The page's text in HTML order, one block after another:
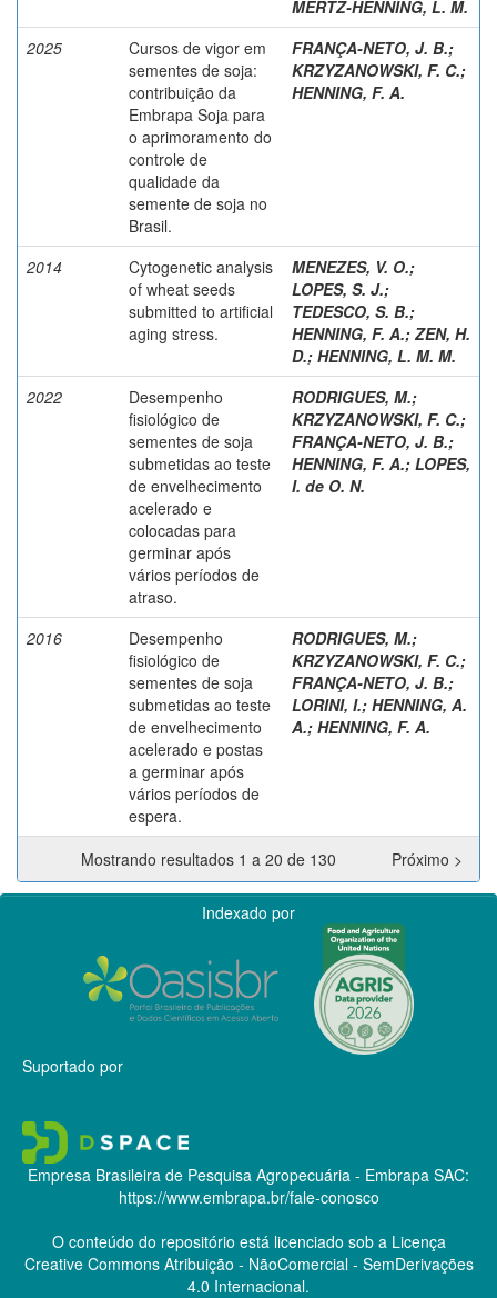
MERTZ-HENNING, L. M.
2025
Cursos de vigor em
sementes de soja:
contribuição da
Embrapa Soja para
o aprimoramento do
controle de
qualidade da
semente de soja no
Brasil.
FRANÇA-NETO, J. B.;
KRZYZANOWSKI, F. C.;
HENNING, F. A.
2014
Cytogenetic analysis
of wheat seeds
submitted to artificial
aging stress.
MENEZES, V. O.;
LOPES, S. J.;
TEDESCO, S. B.;
HENNING, F. A.; ZEN, H.
D.; HENNING, L. M. M.
2022
Desempenho
fisiológico de
sementes de soja
submetidas ao teste
de envelhecimento
acelerado e
colocadas para
germinar após
vários períodos de
atraso.
RODRIGUES, M.;
KRZYZANOWSKI, F. C.;
FRANÇA-NETO, J. B.;
HENNING, F. A.; LOPES,
I. de O. N.
2016
Desempenho
fisiológico de
sementes de soja
submetidas ao teste
de envelhecimento
acelerado e postas
a germinar após
vários períodos de
espera.
RODRIGUES, M.;
KRZYZANOWSKI, F. C.;
FRANÇA-NETO, J. B.;
LORINI, I.; HENNING, A.
A.; HENNING, F. A.
Mostrando resultados 1 a 20 de 130 Próximo >
Indexado por
Suportado por
Empresa Brasileira de Pesquisa Agropecuária - Embrapa SAC:
https://www.embrapa.br/fale-conosco
O conteúdo do repositório está licenciado sob a Licença
Creative CommonsAtribuição - NãoComercial - SemDerivações
4.0 Internacional.